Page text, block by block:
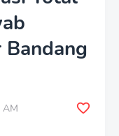
AM